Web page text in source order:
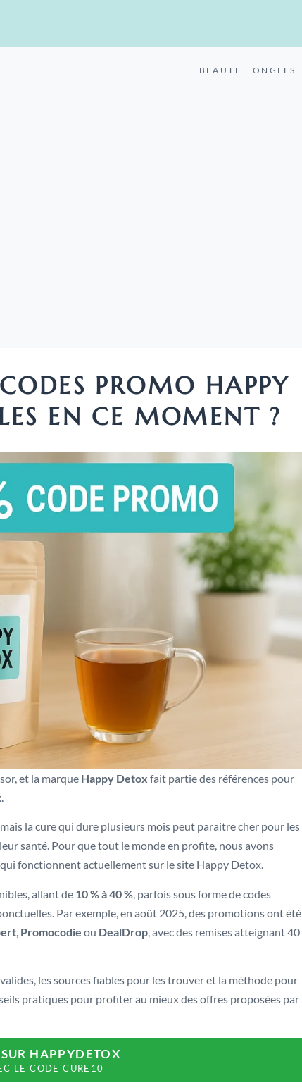
BEAUTE ONGLES
PROMO HAPPY
EN CE MOMENT ?
et la marque Happy Detox fait partie des références pour
la cure qui dure plusieurs mois peut paraitre cher pour les
santé. Pour que tout le monde en profite, nous avons
fonctionnent actuellement sur le site Happy Detox.
allant de 10 % à 40 %, parfois sous forme de codes
Par exemple, en août 2025, des promotions ont été
, Promocodie ou DealDrop, avec des remises atteignant 40
les sources fiables pour les trouver et la méthode pour
pratiques pour profiter au mieux des offres proposées par
HAPPYDETOX
LE CODE CURE10